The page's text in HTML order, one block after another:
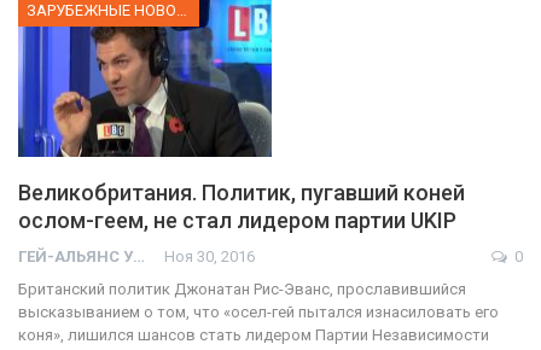
ЗАРУБЕЖНЫЕ НОВОСТИ
Великобритания. Политик, пугавший коней
ослом-геем, не стал лидером партии UKIP
ГЕЙ-АЛЬЯНС УКРАИНА Ноя 30, 2016
0
Британский политик Джонатан Рис-Эванс, прославившийся
высказыванием о том, что «осел-гей пытался изнасиловать его
коня», лишился шансов стать лидером Партии Независимости